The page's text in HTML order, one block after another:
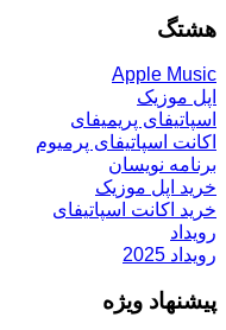
هشتگ
Apple Music
اپل موزیک
اسپاتیفای پریمیفای
اکانت اسپاتیفای پرمیوم
برنامه نویسان
خرید اپل موزیک
خرید اکانت اسپاتیفای
رویداد
رویداد 2025
پیشنهاد ویژه